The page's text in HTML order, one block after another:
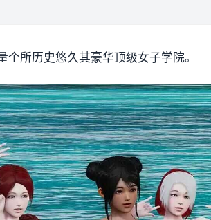
所历史悠久其豪华顶级女子学院。